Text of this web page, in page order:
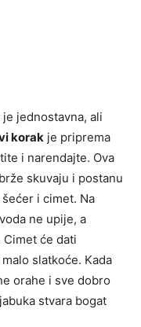
jednostavna, ali
korak je priprema
i narendajte. Ova
skuvaju i postanu
i cimet. Na
ne upije, a
Cimet će dati
slatkoće. Kada
orahe i sve dobro
stvara bogat